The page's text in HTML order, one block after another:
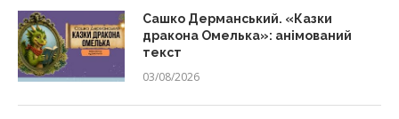
Сашко Дерманський. «Казки
дракона Омелька»: анімований
текст
03/08/2026